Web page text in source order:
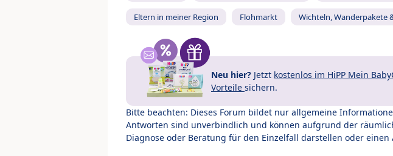
Eltern in meiner Region Flohmarkt Wichteln, Wanderpakete
Neu hier? Jetzt kostenlos im HiPP Mein
Vorteile sichern.
Bitte beachten: Dieses Forum bildet nur allgemeine
Antworten sind unverbindlich und können aufgrund der
Diagnose oder Beratung für den Einzelfall darstellen oder einen